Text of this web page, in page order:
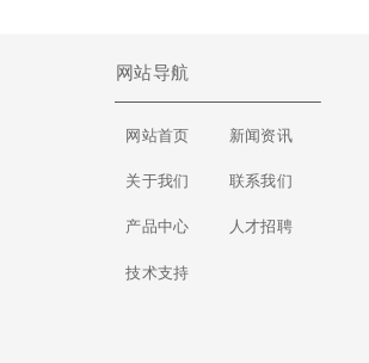
网站导航
网站首页
关于我们
产品中心
技术支持
新闻资讯
联系我们
人才招聘